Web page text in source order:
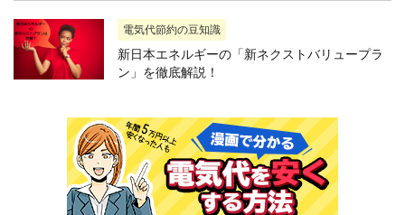
電気代節約の豆知識
新日本エネルギーの「新ネクストバリュープラ
ン」を徹底解説！